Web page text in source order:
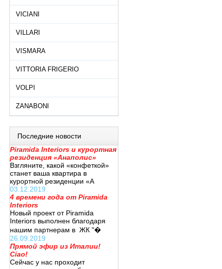
VICIANI
VILLARI
VISMARA
VITTORIA FRIGERIO
VOLPI
ZANABONI
Последние новости
Piramida Interiors и курортная
резиденция «Анаполис»
Взгляните, какой «конфеткой»
станет ваша квартира в
курортной резиденции «А
03.12.2019
4 времени года от Piramida
Interiors
Новый проект от Piramida
Interiors выполнен благодаря
нашим партнерам в ЖК "�
26.09.2019
Прямой эфир из Италии!
Ciao!
Сейчас у нас проходит